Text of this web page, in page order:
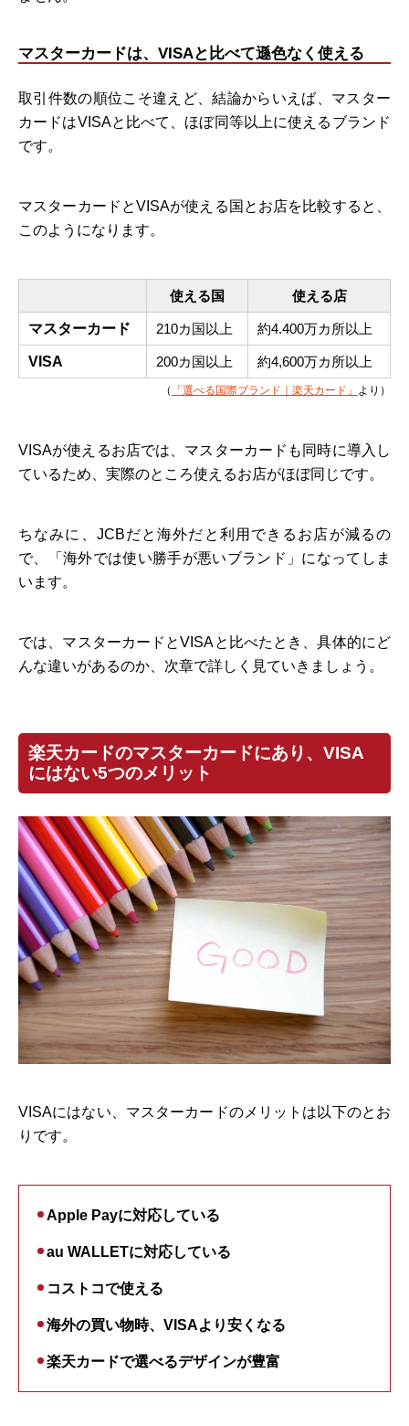
マスターカードは、VISAと比べて遜色なく使える
取引件数の順位こそ違えど、結論からいえば、マスター
カードはVISAと比べて、ほぼ同等以上に使えるブランド
です。
マスターカードとVISAが使える国とお店を比較すると、
このようになります。
使える国 使える店
マスターカード 210カ国以上 約4.400万カ所以上
VISA 200カ国以上 約4,600万カ所以上
（ 「選べる国際ブランド｜楽天カード」 より）
VISAが使えるお店では、マスターカードも同時に導入し
ているため、実際のところ使えるお店がほぼ同じです。
ちなみに、JCBだと海外だと利用できるお店が減るの
で、「海外では使い勝手が悪いブランド」になってしま
います。
では、マスターカードとVISAと比べたとき、具体的にど
んな違いがあるのか、次章で詳しく見ていきましょう。
楽天カードのマスターカードにあり、VISA
にはない5つのメリット
VISAにはない、マスターカードのメリットは以下のとお
りです。
Apple Payに対応している
au WALLETに対応している
コストコで使える
海外の買い物時、VISAより安くなる
楽天カードで選べるデザインが豊富